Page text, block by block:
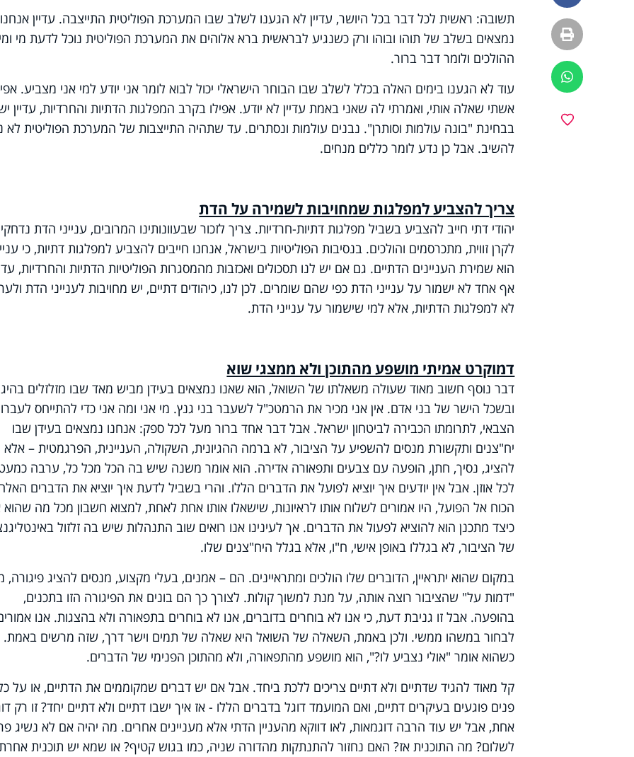
הדפסה
ווטסאפ
תשובה: ראשית לכל דבר בכל היושר, עדיין לא הגענו לשלב שבו המערכת הפוליטית התייצבה. עדיין אנחנו
נמצאים בשלב של תוהו ובוהו ורק כשנגיע לבראשית ברא אלוהים את המערכת הפוליטית נוכל לדעת מי ומי
ההולכים ולומר דבר ברור.
עוד לא הגענו בימים האלה בכלל לשלב שבו הבוחר הישראלי יכול לבוא לומר אני יודע למי אני מצביע.
אשתי שאלה אותי, ואמרתי לה שאני באמת עדיין לא יודע. אפילו בקרב המפלגות הדתיות והחרדיות, עדיין
בבחינת "בונה עולמות וסותרן". נבנים עולמות ונסתרים. עד שתהיה התייצבות של המערכת הפוליטית לא
להשיב. אבל כן נדע לומר כללים מנחים.
צריך להצביע למפלגות שמחויבות לשמירה על הדת
יהודי דתי חייב להצביע בשביל מפלגות דתיות-חרדיות. צריך לזכור שבעוונותינו המרובים, ענייני הדת
לקרן זווית, מתכרסמים והולכים. בנסיבות הפוליטיות בישראל, אנחנו חייבים להצביע למפלגות דתיות, כי
הוא שמירת העניינים הדתיים. גם אם יש לנו תסכולים ואכזבות מהמסגרות הפוליטיות הדתיות והחרדיות,
אף אחד לא ישמור על ענייני הדת כפי שהם שומרים. לכן לנו, כיהודים דתיים, יש מחויבות לענייני הדת
לא למפלגות הדתיות, אלא למי שישמור על ענייני הדת.
דמוקרט אמיתי מושפע מהתוכן ולא ממצגי שוא
דבר נוסף חשוב מאוד שעולה משאלתו של השואל, הוא שאנו נמצאים בעידן מביש מאד שבו מזלזלים
ובשכל הישר של בני אדם. אין אני מכיר את הרמטכ"ל לשעבר בני גנץ. מי אני ומה אני כדי להתייחס לעברו
הצבאי, לתרומתו הכבירה לביטחון ישראל. אבל דבר אחד ברור מעל לכל ספק: אנחנו נמצאים בעידן שבו
יח"צנים ותקשורת מנסים להשפיע על הציבור, לא ברמה ההגיונית, השקולה, העניינית, הפרגמטית – אלא
להציג, נסיך, חתן, הופעה עם צבעים ותפאורה אדירה. הוא אומר משנה שיש בה הכל מכל כל, ערבה
לכל אוזן. אבל אין יודעים איך יוציא לפועל את הדברים הללו. והרי בשביל לדעת איך יוציא את הדברים
הכוח אל הפועל, היו אמורים לשלוח אותו לראיונות, שישאלו אותו אחת לאחת, למצוא חשבון מכל מה
כיצד מתכנן הוא להוציא לפעול את הדברים. אך לעינינו אנו רואים שוב התנהלות שיש בה זלזול
של הציבור, לא בגללו באופן אישי, ח"ו, אלא בגלל היח"צנים שלו.
במקום שהוא יתראיין, הדוברים שלו הולכים ומתראיינים. הם – אמנים, בעלי מקצוע, מנסים להציג פיגורה,
"דמות על" שהציבור רוצה אותה, על מנת למשוך קולות. לצורך כך הם בונים את הפיגורה הזו בתכנים,
בהופעה. אבל זו גניבת דעת, כי אנו לא בוחרים בדוברים, אנו לא בוחרים בתפאורה ולא בהצגות. אנו
לבחור במשהו ממשי. ולכן באמת, השאלה של השואל היא שאלה של תמים וישר דרך, שזה מרשים באמת.
כשהוא אומר "אולי נצביע לו?", הוא מושפע מהתפאורה, ולא מהתוכן הפנימי של הדברים.
קל מאוד להגיד שדתיים ולא דתיים צריכים ללכת ביחד. אבל אם יש דברים שמקוממים את הדתיים, או על
פנים פוגעים בעיקרים דתיים, ואם המועמד דוגל בדברים הללו - אז איך ישבו דתיים ולא דתיים יחד? זו רק
אחת, אבל יש עוד הרבה דוגמאות, לאו דווקא מהעניין הדתי אלא מעניינים אחרים. מה יהיה אם לא נשיג
לשלום? מה התוכנית אז? האם נחזור להתנתקות מהדורה שניה, כמו בגוש קטיף? או שמא יש תוכנית